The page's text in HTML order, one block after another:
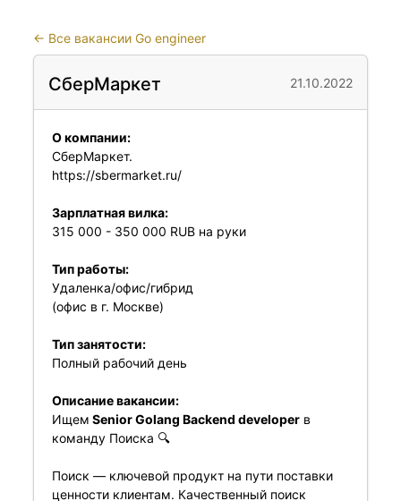
← Все вакансии Go engineer
СберМаркет 21.10.2022
О компании:
СберМаркет.
https://sbermarket.ru/
Зарплатная вилка:
315 000 - 350 000 RUB на руки
Тип работы:
Удаленка/офис/гибрид
(офис в г. Москве)
Тип занятости:
Полный рабочий день
Описание вакансии:
Ищем Senior Golang Backend developerв
команду Поиска 🔍
Поиск — ключевой продукт на пути поставки
ценности клиентам. Качественный поиск